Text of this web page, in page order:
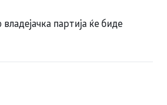
партија ќе биде